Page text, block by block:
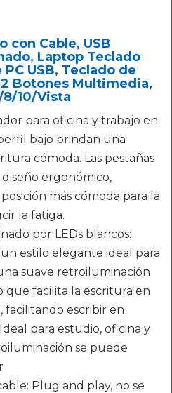
con Cable, USB
Laptop Teclado
USB, Teclado de
Botones Multimedia,
8/10/Vista
para oficina y trabajo en
bajo brindan una
cómoda. Las pestañas
ergonómico,
más cómoda para la
la fatiga.
por LEDs blancos:
estilo elegante ideal para
suave retroiluminación
que facilita la escritura en
escribir en
para estudio, oficina y
se puede
Plug and play, no se